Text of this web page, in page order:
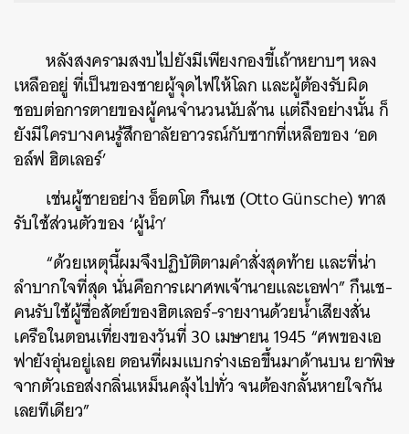
หลังสงครามสงบไปยังมีเพียงกองขี้เถ้าหยาบๆ หลง
เหลืออยู่ ที่เป็นของชายผู้จุดไฟให้โลก และผู้ต้องรับผิด
ชอบต่อการตายของผู้คนจำนวนนับล้าน แต่ถึงอย่างนั้น ก็
ยังมีใครบางคนรู้สึกอาลัยอาวรณ์กับซากที่เหลือของ ‘อด
อล์ฟ ฮิตเลอร์’
เช่นผู้ชายอย่าง อ็อตโต กึนเช (Otto Günsche) ทาส
รับใช้ส่วนตัวของ ‘ผู้นำ’
“ด้วยเหตุนี้ผมจึงปฏิบัติตามคำสั่งสุดท้าย และที่น่า
ลำบากใจที่สุด นั่นคือการเผาศพเจ้านายและเอฟา” กึนเช-
คนรับใช้ผู้ซื่อสัตย์ของฮิตเลอร์-รายงานด้วยน้ำเสียงสั่น
เครือในตอนเที่ยงของวันที่ 30 เมษายน 1945 “ศพของเอ
ฟายังอุ่นอยู่เลย ตอนที่ผมแบกร่างเธอขึ้นมาด้านบน ยาพิษ
จากตัวเธอส่งกลิ่นเหม็นคลุ้งไปทั่ว จนต้องกลั้นหายใจกัน
เลยทีเดียว”